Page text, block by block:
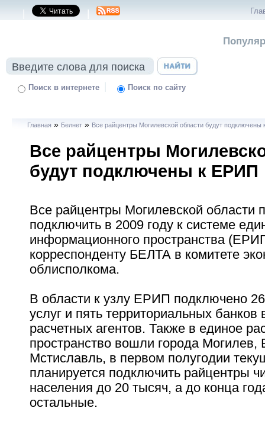
| |
Поиск в интернете | Поиск по сайту
Главная » Белнет » Все райцентры Могилевской области будут
Все райцентры
будут подключены к ЕРИП
Все райцентры Могилевской области
подключить в 2009 году к системе
информационного пространства
корреспонденту БЕЛТА в комитете
облисполкома.
В области к узлу ЕРИП подключено
услуг и пять территориальных банков
расчетных агентов. Также в единое
пространство вошли города Могилев,
Мстиславль, в первом полугодии
планируется подключить райцентры
населения до 20 тысяч, а до конца
остальные.